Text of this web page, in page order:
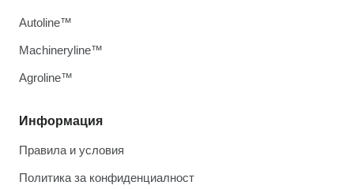
Информация
Правила и условия
Политика за конфиденциалност
Autoline™
Machineryline™
Agroline™